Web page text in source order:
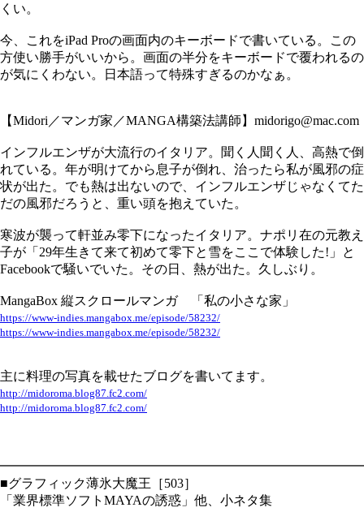
くい。
今、これをiPad Proの画面内のキーボードで書いている。この
方使い勝手がいいから。画面の半分をキーボードで覆われるの
が気にくわない。日本語って特殊すぎるのかなぁ。
【Midori／マンガ家／MANGA構築法講師】midorigo@mac.com
インフルエンザが大流行のイタリア。聞く人聞く人、高熱で倒
れている。年が明けてから息子が倒れ、治ったら私が風邪の症
状が出た。でも熱は出ないので、インフルエンザじゃなくてた
だの風邪だろうと、重い頭を抱えていた。
寒波が襲って軒並み零下になったイタリア。ナポリ在の元教え
子が「29年生きて来て初めて零下と雪をここで体験した!」と
Facebookで騒いでいた。その日、熱が出た。久しぶり。
MangaBox 縦スクロールマンガ 「私の小さな家」
https://www-indies.mangabox.me/episode/58232/
https://www-indies.mangabox.me/episode/58232/
主に料理の写真を載せたブログを書いてます。
http://midoroma.blog87.fc2.com/
http://midoroma.blog87.fc2.com/
■グラフィック薄氷大魔王［503］
「業界標準ソフトMAYAの誘惑」他、小ネタ集